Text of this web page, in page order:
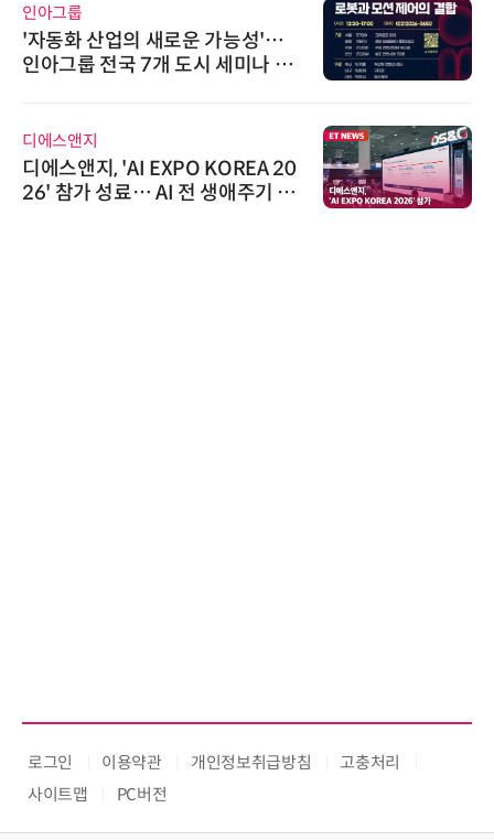
인아그룹
'자동화 산업의 새로운 가능성'…
인아그룹 전국 7개 도시 세미나 페
디에스앤지
디에스앤지, 'AI EXPO KOREA 20
26' 참가 성료… AI 전 생애주기 아
로그인 이용약관 개인정보취급방침
고충처리
사이트맵
PC버전